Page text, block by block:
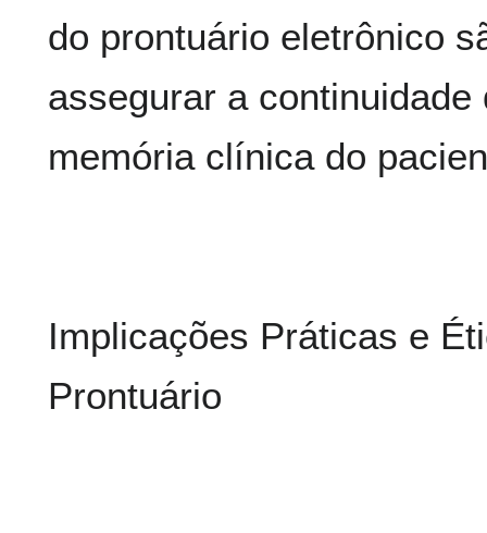
do prontuário eletrônico
assegurar a
memória clínica do
Implicações Práticas e
Prontuário